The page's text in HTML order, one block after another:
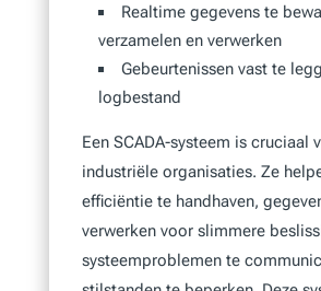
Realtime gegevens te
verzamelen en verwerken
Gebeurtenissen vast te
logbestand
Een SCADA-systeem is cruciaal
industriële organisaties. Ze
efficiëntie te handhaven,
verwerken voor slimmere
systeemproblemen te